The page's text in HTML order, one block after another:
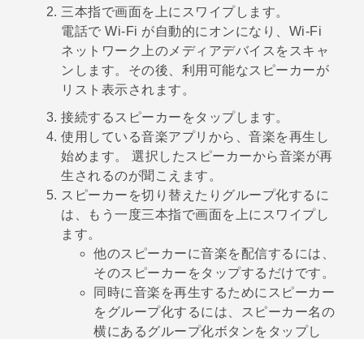
三本指で画面を上にスワイプします。
電話で Wi‍-Fi が自動的にオンになり、 Wi‍-Fi
ネットワーク上のメディアデバイスをスキャ
ンします。その後、利用可能なスピーカーが
リスト表示されます。
接続するスピーカーをタップします。
使用している音楽アプリから、音楽を再生し
始めます。 選択したスピーカーから音楽が再
生されるのが聞こえます。
スピーカーを切り替えたりグループ化するに
は、もう一度三本指で画面を上にスワイプし
ます。
他のスピーカーに音楽を配信するには、
そのスピーカーをタップするだけです。
同時に音楽を再生するためにスピーカー
をグループ化するには、スピーカー名の
横にある グループ化ボタンをタップし